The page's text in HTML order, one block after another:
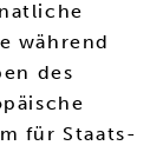
während
des
für Staats-